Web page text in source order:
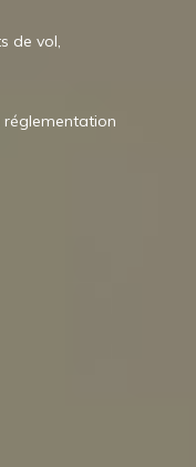
de vol,